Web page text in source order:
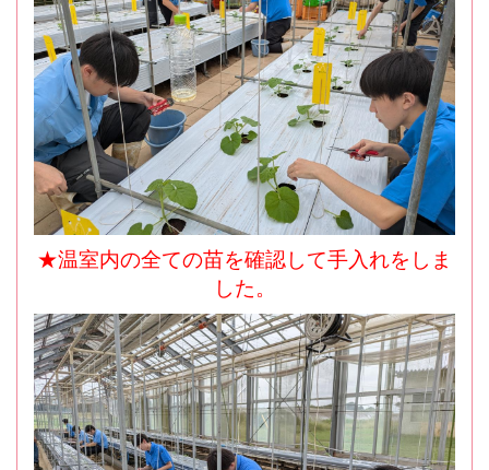
★温室内の全ての苗を確認して手入れをしま
した。